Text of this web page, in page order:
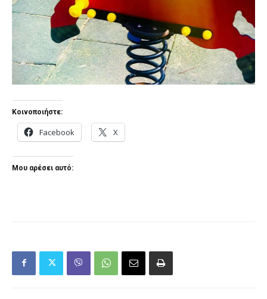
Κοινοποιήστε:
Facebook X
Μου αρέσει αυτό: